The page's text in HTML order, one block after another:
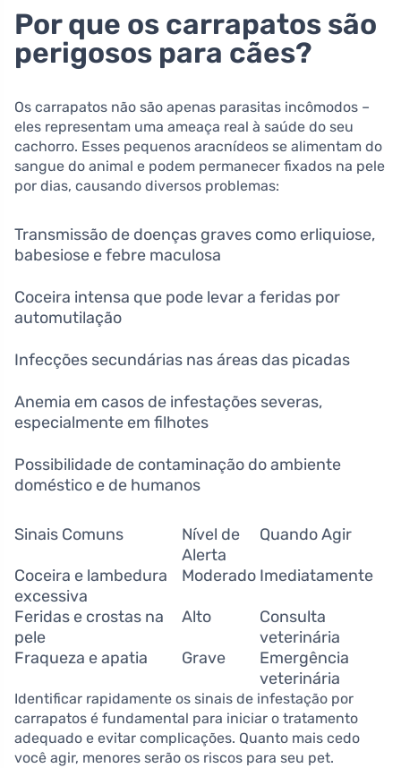
Por que os carrapatos são
perigosos para cães?
Os carrapatos não são apenas parasitas incômodos –
eles representam uma ameaça real à saúde do seu
cachorro. Esses pequenos aracnídeos se alimentam do
sangue do animal e podem permanecer fixados na pele
por dias, causando diversos problemas:
Transmissão de doenças graves como erliquiose,
babesiose e febre maculosa
Coceira intensa que pode levar a feridas por
automutilação
Infecções secundárias nas áreas das picadas
Anemia em casos de infestações severas,
especialmente em filhotes
Possibilidade de contaminação do ambiente
doméstico e de humanos
Sinais Comuns
Nível de
Alerta
Quando Agir
Coceira e lambedura
excessiva
Moderado Imediatamente
Feridas e crostas na
pele
Alto
Consulta
veterinária
Fraqueza e apatia
Grave
Emergência
veterinária
Identificar rapidamente os sinais de infestação por
carrapatos é fundamental para iniciar o tratamento
adequado e evitar complicações. Quanto mais cedo
você agir, menores serão os riscos para seu pet.